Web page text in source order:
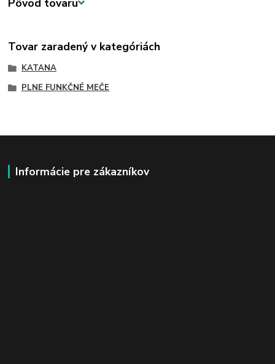
Tovar zaradený v kategóriách
KATANA
PLNE FUNKČNÉ MEČE
Informácie pre zákazníkov